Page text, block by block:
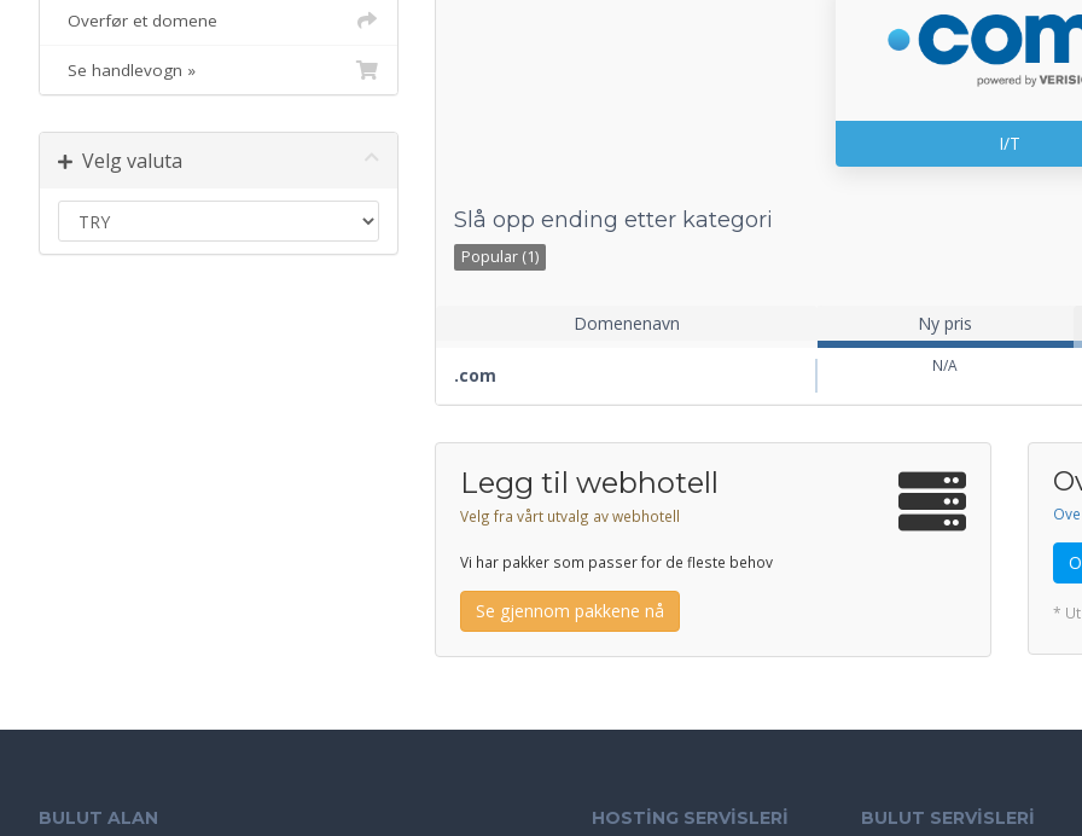
Overfør et domene
Se handlevogn »
Velg valuta
I/T
Slå opp ending etter kategori
Popular (1)
Domenenavn Ny pris
.com N/A
Legg til webhotell
Velg fra vårt utvalg av webhotell
Vi har pakker som passer for de fleste behov
Se gjennom pakkene nå *
BULUT ALAN HOSTİNG SERVİSLERİ BULUT SERVİSLERİ